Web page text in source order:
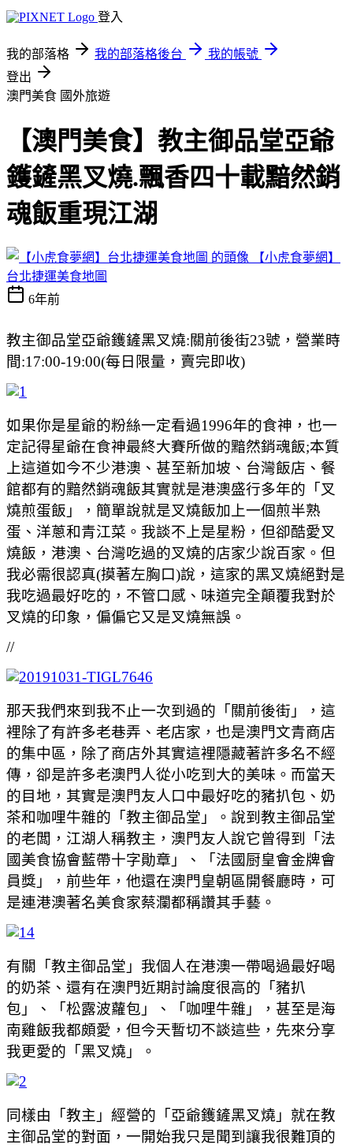
登入
我的部落格 我的部落格後台
我的帳號
登出
澳門美食 國外旅遊
【澳門美食】教主御品堂亞爺
鑊鏟黑叉燒.飄香四十載黯然銷
魂飯重現江湖
【小虎食夢網】
台北捷運美食地圖
6年前
教主御品堂亞爺鑊鏟黑叉燒:關前後街23號，營業時
間:17:00-19:00(每日限量，賣完即收)
如果你是星爺的粉絲一定看過1996年的食神，也一
定記得星爺在食神最終大賽所做的黯然銷魂飯;本質
上這道如今不少港澳、甚至新加坡、台灣飯店、餐
館都有的黯然銷魂飯其實就是港澳盛行多年的「叉
燒煎蛋飯」，簡單說就是叉燒飯加上一個煎半熟
蛋、洋蔥和青江菜。我談不上是星粉，但卻酷愛叉
燒飯，港澳、台灣吃過的叉燒的店家少說百家。但
我必需很認真(摸著左胸口)說，這家的黑叉燒絕對是
我吃過最好吃的，不管口感、味道完全顛覆我對於
叉燒的印象，偏偏它又是叉燒無誤。
//
那天我們來到我不止一次到過的「關前後街」，這
裡除了有許多老巷弄、老店家，也是澳門文青商店
的集中區，除了商店外其實這裡隱藏著許多名不經
傳，卻是許多老澳門人從小吃到大的美味。而當天
的目地，其實是澳門友人口中最好吃的豬扒包、奶
茶和咖哩牛雜的「教主御品堂」。說到教主御品堂
的老闆，江湖人稱教主，澳門友人說它曾得到「法
國美食協會藍帶十字勛章」、「法國厨皇會金牌會
員獎」，前些年，他還在澳門皇朝區開餐廳時，可
是連港澳著名美食家蔡瀾都稱讚其手藝。
有關「教主御品堂」我個人在港澳一帶喝過最好喝
的奶茶、還有在澳門近期討論度很高的「豬扒
包」、「松露波蘿包」、「咖哩牛雜」，甚至是海
南雞飯我都頗愛，但今天暫切不談這些，先來分享
我更愛的「黑叉燒」。
同樣由「教主」經營的「亞爺鑊鏟黑叉燒」就在教
主御品堂的對面，一開始我只是聞到讓我很難頂的